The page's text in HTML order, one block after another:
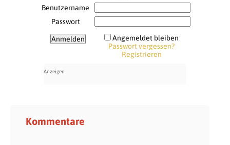
Benutzername
Passwort
Angemeldet bleiben
Passwort vergessen?
Registrieren
Kommentare